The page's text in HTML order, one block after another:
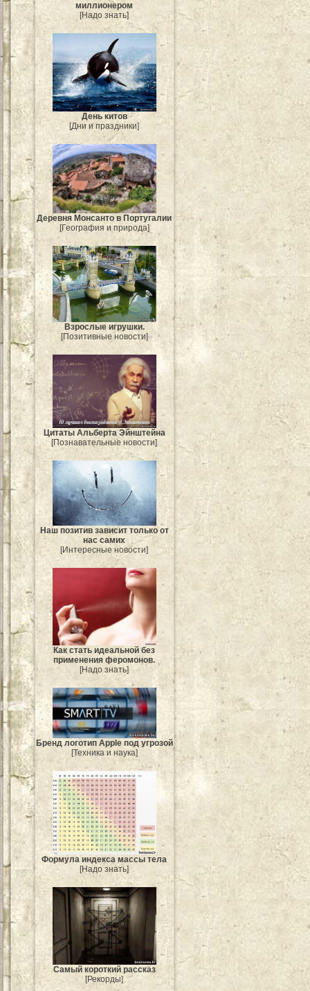
миллионером
[Надо знать]
День китов
[Дни и праздники]
Деревня Монсанто в Португалии
[География и природа]
Взрослые игрушки.
[Позитивные новости]
Цитаты Альберта Эйнштейна
[Познавательные новости]
Наш позитив зависит только от
нас самих
[Интересные новости]
Как стать идеальной без
применения феромонов.
[Надо знать]
Бренд логотип Apple под угрозой
[Техника и наука]
Формула индекса массы тела
[Надо знать]
Самый короткий рассказ
[Рекорды]